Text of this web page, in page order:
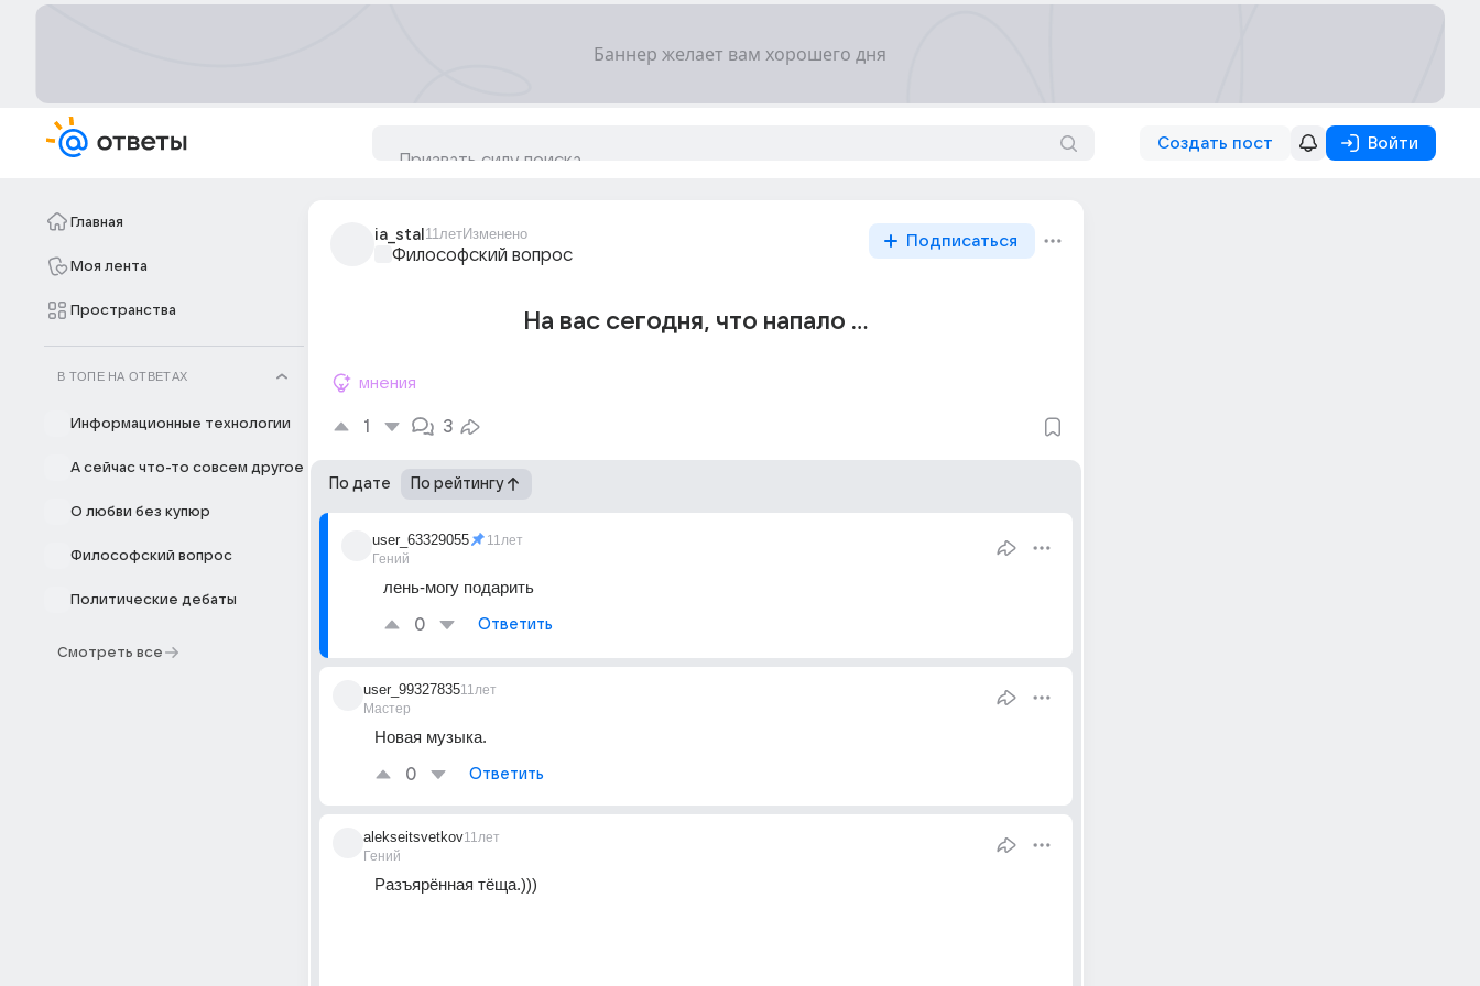
Создать пост Войти
Главная
Моя лента
Пространства
В ТОПЕ НА ОТВЕТАХ
Информационные технологии
А сейчас что-то совсем другое
О любви без купюр
Философский вопрос
Политические дебаты
Смотреть все
ia_stal 11летИзменено
Философский вопрос
Подписаться
На вас сегодня, что напало ...
мнения
1 3
По дате По рейтингу
user_63329055
Гений
11лет
лень-могу подарить
0 Ответить
user_99327835
Мастер
11лет
Новая музыка.
0 Ответить
alekseitsvetkov
Гений
11лет
Разъярённая тёща.)))